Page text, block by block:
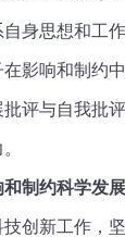
身思想和工
影响和制约
评与自我批
制约科学发
新工作，坚